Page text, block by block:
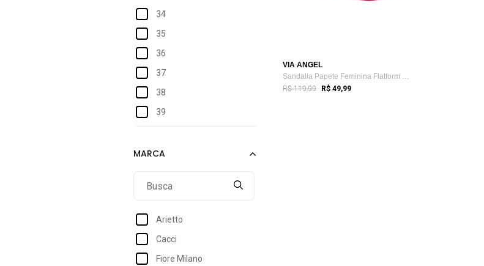
34
35
36
37
38
39
Arietto
Cacci
Fiore Milano
VIA ANGEL
Sandalia Papete Feminina Flatform Tira d...
R$ 119,99 R$ 49,99